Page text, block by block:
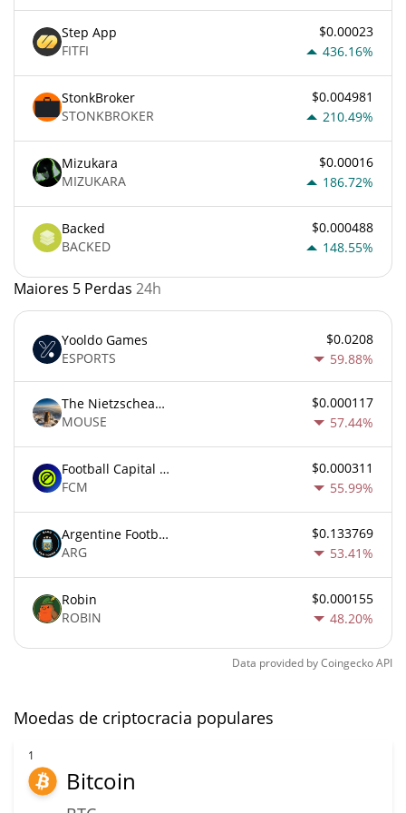
Step App
FITFI
$0.00023
436.16%
StonkBroker
STONKBROKER
$0.004981
210.49%
Mizukara
MIZUKARA
$0.00016
186.72%
Backed
BACKED
$0.000488
148.55%
Maiores 5 Perdas 24h
Yooldo Games
ESPORTS
$0.0208
59.88%
The Nietzschean Mouse
MOUSE
$0.000117
57.44%
Football Capital Markets
FCM
$0.000311
55.99%
Argentine Football Association Fan Token
ARG
$0.133769
53.41%
Robin
ROBIN
$0.000155
48.20%
Data provided byCoingeckoAPI
Moedas de criptocracia populares
1
Bitcoin